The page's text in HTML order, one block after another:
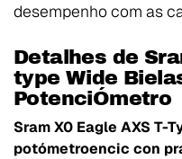
desempenho com as
Detalhes de
type Wide
PotenciÓmetro
Sram X0 Eagle AXS T-
potómetroencic con